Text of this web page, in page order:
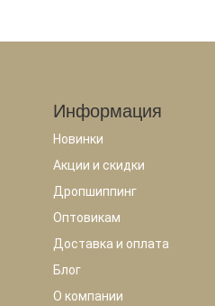
Информация
Новинки
Акции и скидки
Дропшиппинг
Оптовикам
Доставка и оплата
Блог
О компании